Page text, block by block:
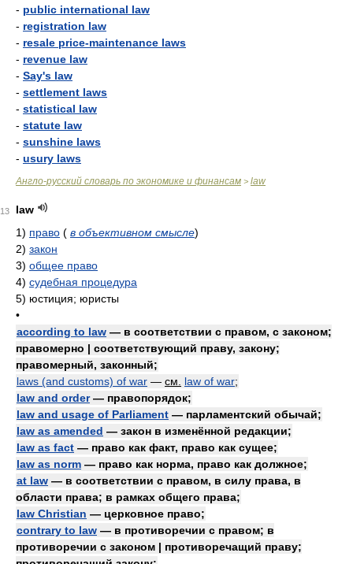
- public international law
- registration law
- resale price-maintenance laws
- revenue law
- Say's law
- settlement laws
- statistical law
- statute law
- sunshine laws
- usury laws
Англо-русский словарь по экономике и финансам > law
13
law
1) право ( в объективном смысле)
2) закон
3) общее право
4) судебная процедура
5) юстиция; юристы
•
according to law — в соответствии с правом, с законом;
правомерно | соответствующий праву, закону;
правомерный, законный;
laws (and customs) of war — см. law of war;
law and order— правопорядок;
law and usage of Parliament — парламентский обычай;
law as amended — закон в изменённой редакции;
law as fact — право как факт, право как сущее;
law as norm — право как норма, право как должное;
at law — в соответствии с правом, в силу права, в
области права; в рамках общего права;
law Christian — церковное право;
contrary to law — в противоречии с правом; в
противоречии с законом | противоречащий праву;